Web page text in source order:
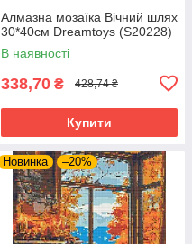
Алмазна мозаїка Вічний шлях
30*40см Dreamtoys (S20228)
В наявності
338,70 ₴ 428,74 ₴
Купити
Новинка –20%